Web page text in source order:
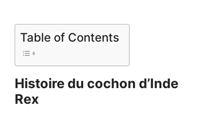
Table of Contents
Histoire du cochon d’Inde
Rex